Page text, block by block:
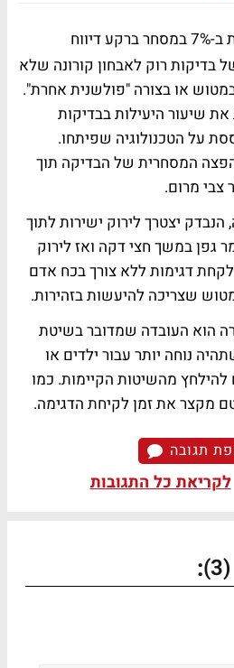
קופצת ב-7% במסחר ברקע דיווח
בדיקות רוק לאבחון קורונה שלא
או בצורה "פולשנית אחרת".
שיעור היעילות בבדיקות
על הטכנולוגיה שפיתחו.
המסחרית של הבדיקה תוך
צבי מרום.
יצטרך לירוק ישירות לתוך
גפן במשך חצי דקה ואז לירוק
דגימות ללא צורך בכח אדם
שצריכה להיעשות בזהירות.
הוא העובדה שמדובר בשיטת
נוחה יותר עבור ילדים או
להילחץ מהשיטות הקיימות. כמו
מקצר את זמן לקיחת הדגימה.
תגובה
לקריאת כל התגובות
(3)
: